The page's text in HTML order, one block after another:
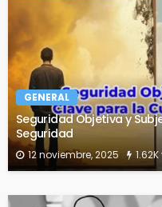
GENERAL
Seguridad Objetiva y
Seguridad
12 noviembre, 2025